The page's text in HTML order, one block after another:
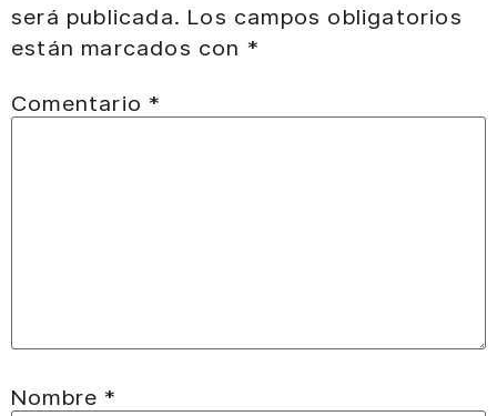
será publicada. Los campos obligatorios
están marcados con *
Comentario *
Nombre *